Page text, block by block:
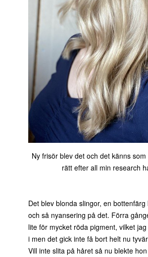
Ny frisör blev det och det känns
rätt efter all min research
Det blev blonda slingor, en bottenfärg
och så nyansering på det. Förra
lite för mycket röda pigment, vilket
i men det gick inte få bort helt nu
Vill inte slita på håret så nu blekte